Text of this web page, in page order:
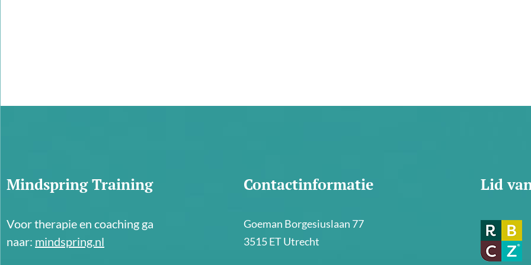
Mindspring Training
Voor therapie en coaching ga
naar: mindspring.nl
Contactinformatie
Goeman Borgesiuslaan 77
3515 ET Utrecht
Lid